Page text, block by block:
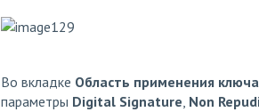
Во вкладке Область применения ключа
параметры Digital Signature, Non